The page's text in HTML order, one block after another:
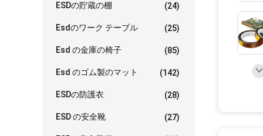
ESDの貯蔵の棚 (24)
Esdのワーク テーブル (25)
Esd の金庫の椅子 (85)
Esd のゴム製のマット (142)
ESDの防護衣 (28)
ESD の安全靴 (27)